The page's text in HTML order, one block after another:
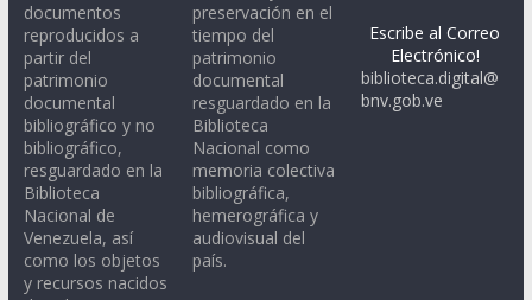
documentos
reproducidos a
partir del
patrimonio
documental
bibliográfico y no
bibliográfico,
resguardado en la
Biblioteca
Nacional de
Venezuela, así
como los objetos
y recursos nacidos
preservación en el
tiempo del
patrimonio
documental
resguardado en la
Biblioteca
Nacional como
memoria colectiva
bibliográfica,
hemerográfica y
audiovisual del
país.
Escribe al Correo
Electrónico!
biblioteca.digital@
bnv.gob.ve